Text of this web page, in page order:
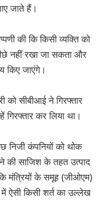
जाते हैं।
की कि किसी व्यक्ति को
नहीं रखा जा सकता और
किए जाएंगे।
को सीबीआई ने गिरफ्तार
गिरफ्तार कर लिया था।
निजी कंपनियों को थोक
की साजिश के तहत उत्पाद
मंत्रियों के समूह (जीओएम)
ऐसी किसी शर्त का उल्लेख